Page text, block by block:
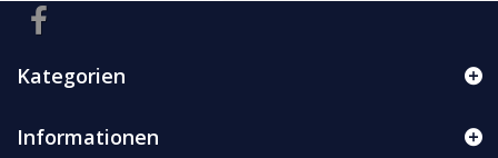
Kategorien
Informationen